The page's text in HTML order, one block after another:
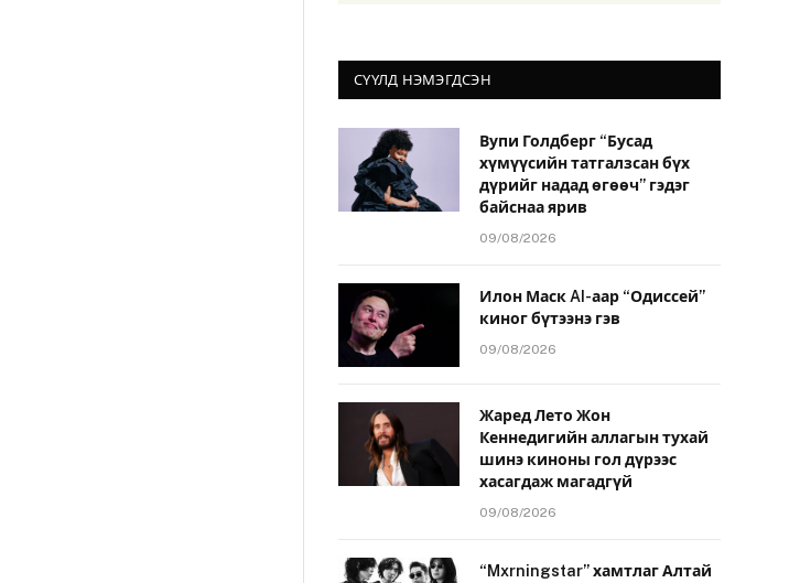
СҮҮЛД НЭМЭГДСЭН
Вупи Голдберг “Бусад
хүмүүсийн татгалзсан бүх
дүрийг надад өгөөч” гэдэг
байснаа ярив
09/08/2026
Илон Маск AI-аар “Одиссей”
киног бүтээнэ гэв
09/08/2026
Жаред Лето Жон
Кеннедигийн аллагын тухай
шинэ киноны гол дүрээс
хасагдаж магадгүй
09/08/2026
“Mxrningstar” хамтлаг Алтай